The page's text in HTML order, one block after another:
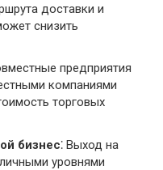
доставки и
снизить
предприятия
компаниями
торговых
бизнес⁚ Выход на
уровнями